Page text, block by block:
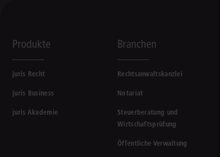
Produkte
juris Recht
juris Business
juris Akademie
Branchen
Rechtsanwaltskanzlei
Notariat
Steuerberatung und
Wirtschaftsprüfung
Öffentliche Verwaltung